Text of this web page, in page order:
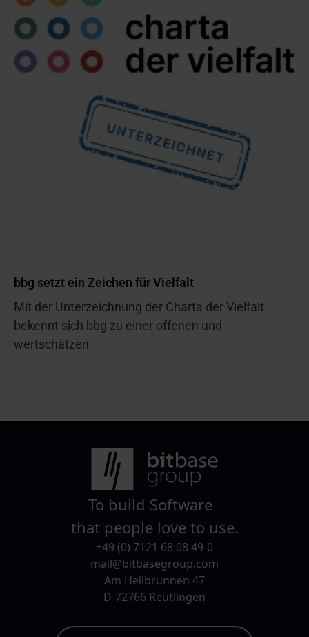
bbg setzt ein Zeichen für Vielfalt
Mit der Unterzeichnung der Charta der Vielfalt
bekennt sich bbg zu einer offenen und
wertschätzen
To build Software
that people love to use.
+49 (0) 7121 68 08 49-0
mail@bitbasegroup.com
Am Heilbrunnen 47
D-72766 Reutlingen